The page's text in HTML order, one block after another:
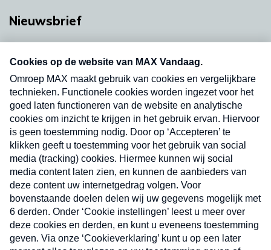
Nieuwsbrief
nieuwsbrief. Elke vrijdag- en dinsdagochtend in
uw mailbox.
Verzend
Nieuwsbrief
Neem hier een gratis abonnement op onze